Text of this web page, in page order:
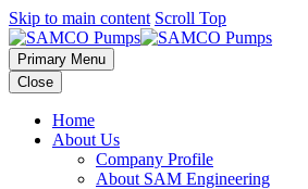
Skip to main content Scroll Top
Primary Menu
Close
Home
About Us
Company Profile
About SAM Engineering